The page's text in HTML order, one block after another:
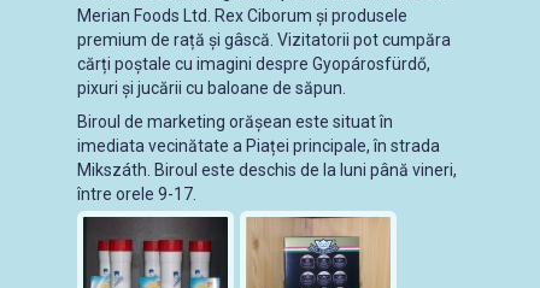
Merian Foods Ltd. Rex Ciborum și produsele
premium de rață și gâscă. Vizitatorii pot cumpăra
cărți poștale cu imagini despre Gyopárosfürdő,
pixuri și jucării cu baloane de săpun.
Biroul de marketing orășean este situat în
imediata vecinătate a Piaței principale, în strada
Mikszáth. Biroul este deschis de la luni până vineri,
între orele 9-17.